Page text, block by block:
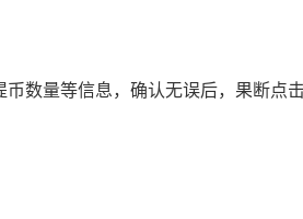
数量等信息，确认无误后，果断点